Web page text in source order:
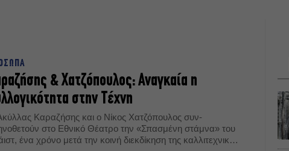
& Χατζόπουλος: Αναγκαία η
στην Τέχνη
Καραζήσης και ο Νίκος Χατζόπουλος συν-
στο Εθνικό Θέατρο την «Σπασμένη στάμνα» του
ένα χρόνο μετά την κοινή διεκδίκηση της καλλιτεχνικής